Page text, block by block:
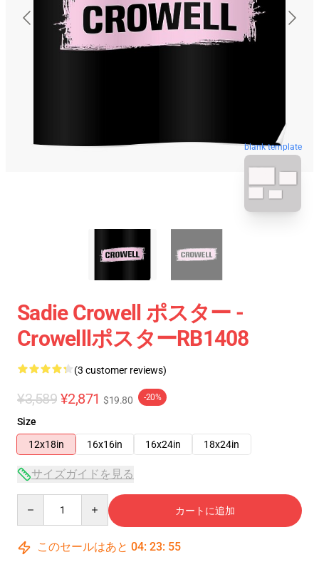
blank template
Sadie Crowell ポスター -
CrowelllポスターRB1408
(3 customer reviews)
¥3,589 ¥2,871 $19.80 -20%
Size
12x18in
16x16in 16x24in 18x24in
サイズガイドを見る
カートに追加
このセールはあと 04: 23: 54